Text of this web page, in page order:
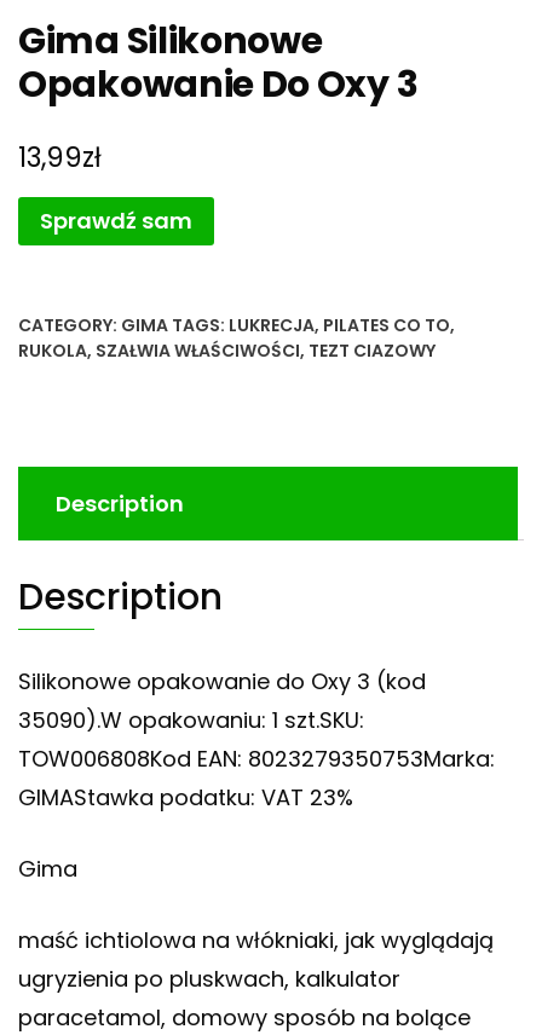
Gima Silikonowe
Opakowanie Do Oxy 3
13,99zł
Sprawdź sam
CATEGORY: GIMA TAGS: LUKRECJA, PILATES CO TO,
RUKOLA, SZAŁWIA WŁAŚCIWOŚCI, TEZT CIAZOWY
Description
Description
Silikonowe opakowanie do Oxy 3 (kod
35090).W opakowaniu: 1 szt.SKU:
TOW006808Kod EAN: 8023279350753Marka:
GIMAStawka podatku: VAT 23%
Gima
maść ichtiolowa na włókniaki, jak wyglądają
ugryzienia po pluskwach, kalkulator
paracetamol, domowy sposób na bolące